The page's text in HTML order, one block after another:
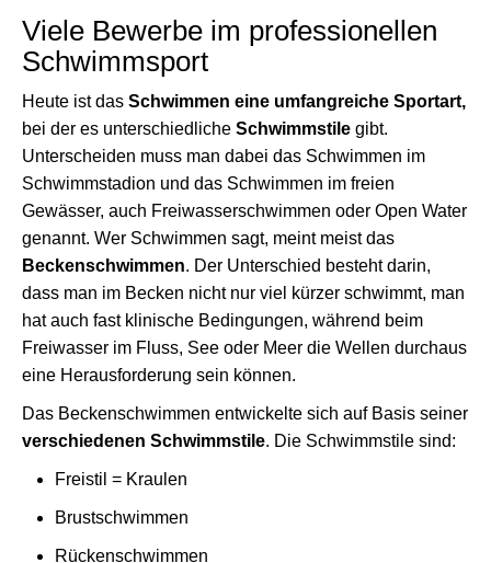
Viele Bewerbe im professionellen
Schwimmsport
Heute ist das Schwimmen eine umfangreiche Sportart,
bei der es unterschiedliche Schwimmstile gibt.
Unterscheiden muss man dabei das Schwimmen im
Schwimmstadion und das Schwimmen im freien
Gewässer, auch Freiwasserschwimmen oder Open Water
genannt. Wer Schwimmen sagt, meint meist das
Beckenschwimmen. Der Unterschied besteht darin,
dass man im Becken nicht nur viel kürzer schwimmt, man
hat auch fast klinische Bedingungen, während beim
Freiwasser im Fluss, See oder Meer die Wellen durchaus
eine Herausforderung sein können.
Das Beckenschwimmen entwickelte sich auf Basis seiner
verschiedenen Schwimmstile. Die Schwimmstile sind:
Freistil = Kraulen
Brustschwimmen
Rückenschwimmen